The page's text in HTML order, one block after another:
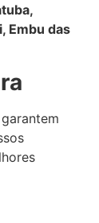
Embu das